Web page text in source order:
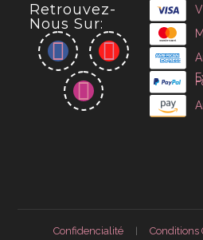
Retrouvez-
Nous Sur:
Confidencialité Conditions